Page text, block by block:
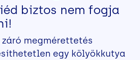
biztos nem fogja
megmérettetés
egy kölyökkutya